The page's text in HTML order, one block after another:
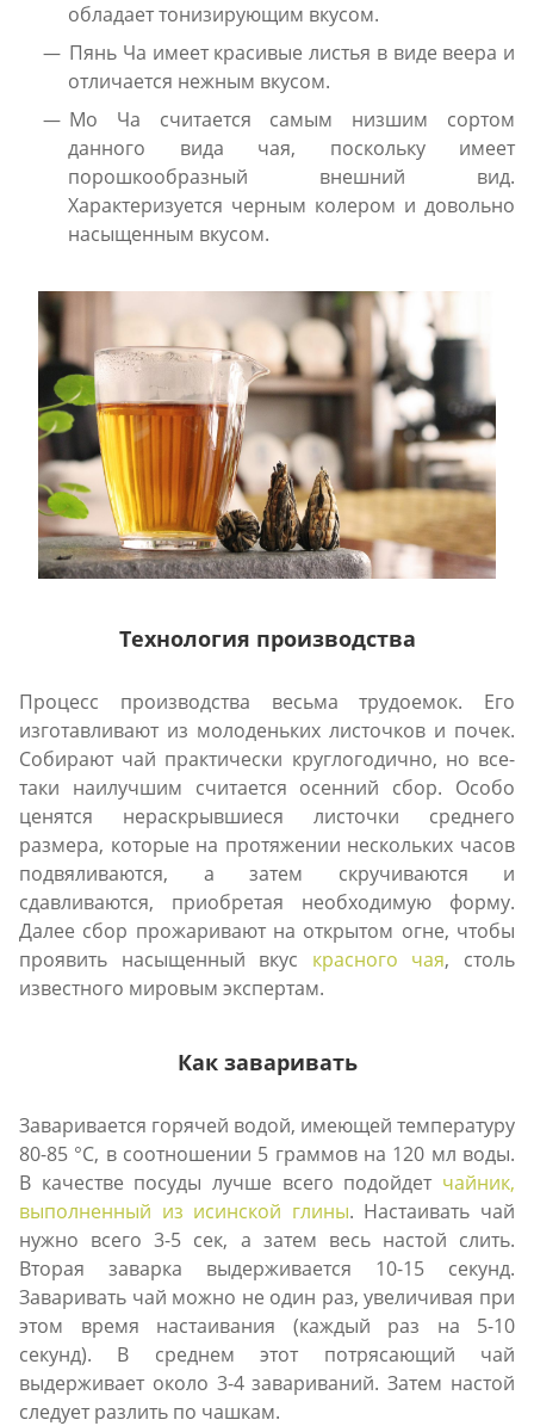
обладает тонизирующим вкусом.
Пянь Ча имеет красивые листья в виде веера и
отличается нежным вкусом.
Мо Ча считается самым низшим сортом
данного вида чая, поскольку имеет
порошкообразный внешний вид.
Характеризуется черным колером и довольно
насыщенным вкусом.
Технология производства
Процесс производства весьма трудоемок. Его
изготавливают из молоденьких листочков и почек.
Собирают чай практически круглогодично, но все-
таки наилучшим считается осенний сбор. Особо
ценятся нераскрывшиеся листочки среднего
размера, которые на протяжении нескольких часов
подвяливаются, а затем скручиваются и
сдавливаются, приобретая необходимую форму.
Далее сбор прожаривают на открытом огне, чтобы
проявить насыщенный вкус красного чая, столь
известного мировым экспертам.
Как заваривать
Заваривается горячей водой, имеющей температуру
80-85 °С, в соотношении 5 граммов на 120 мл воды.
В качестве посуды лучше всего подойдет чайник,
выполненный из исинской глины. Настаивать чай
нужно всего 3-5 сек, а затем весь настой слить.
Вторая заварка выдерживается 10-15 секунд.
Заваривать чай можно не один раз, увеличивая при
этом время настаивания (каждый раз на 5-10
секунд). В среднем этот потрясающий чай
выдерживает около 3-4 завариваний. Затем настой
следует разлить по чашкам.